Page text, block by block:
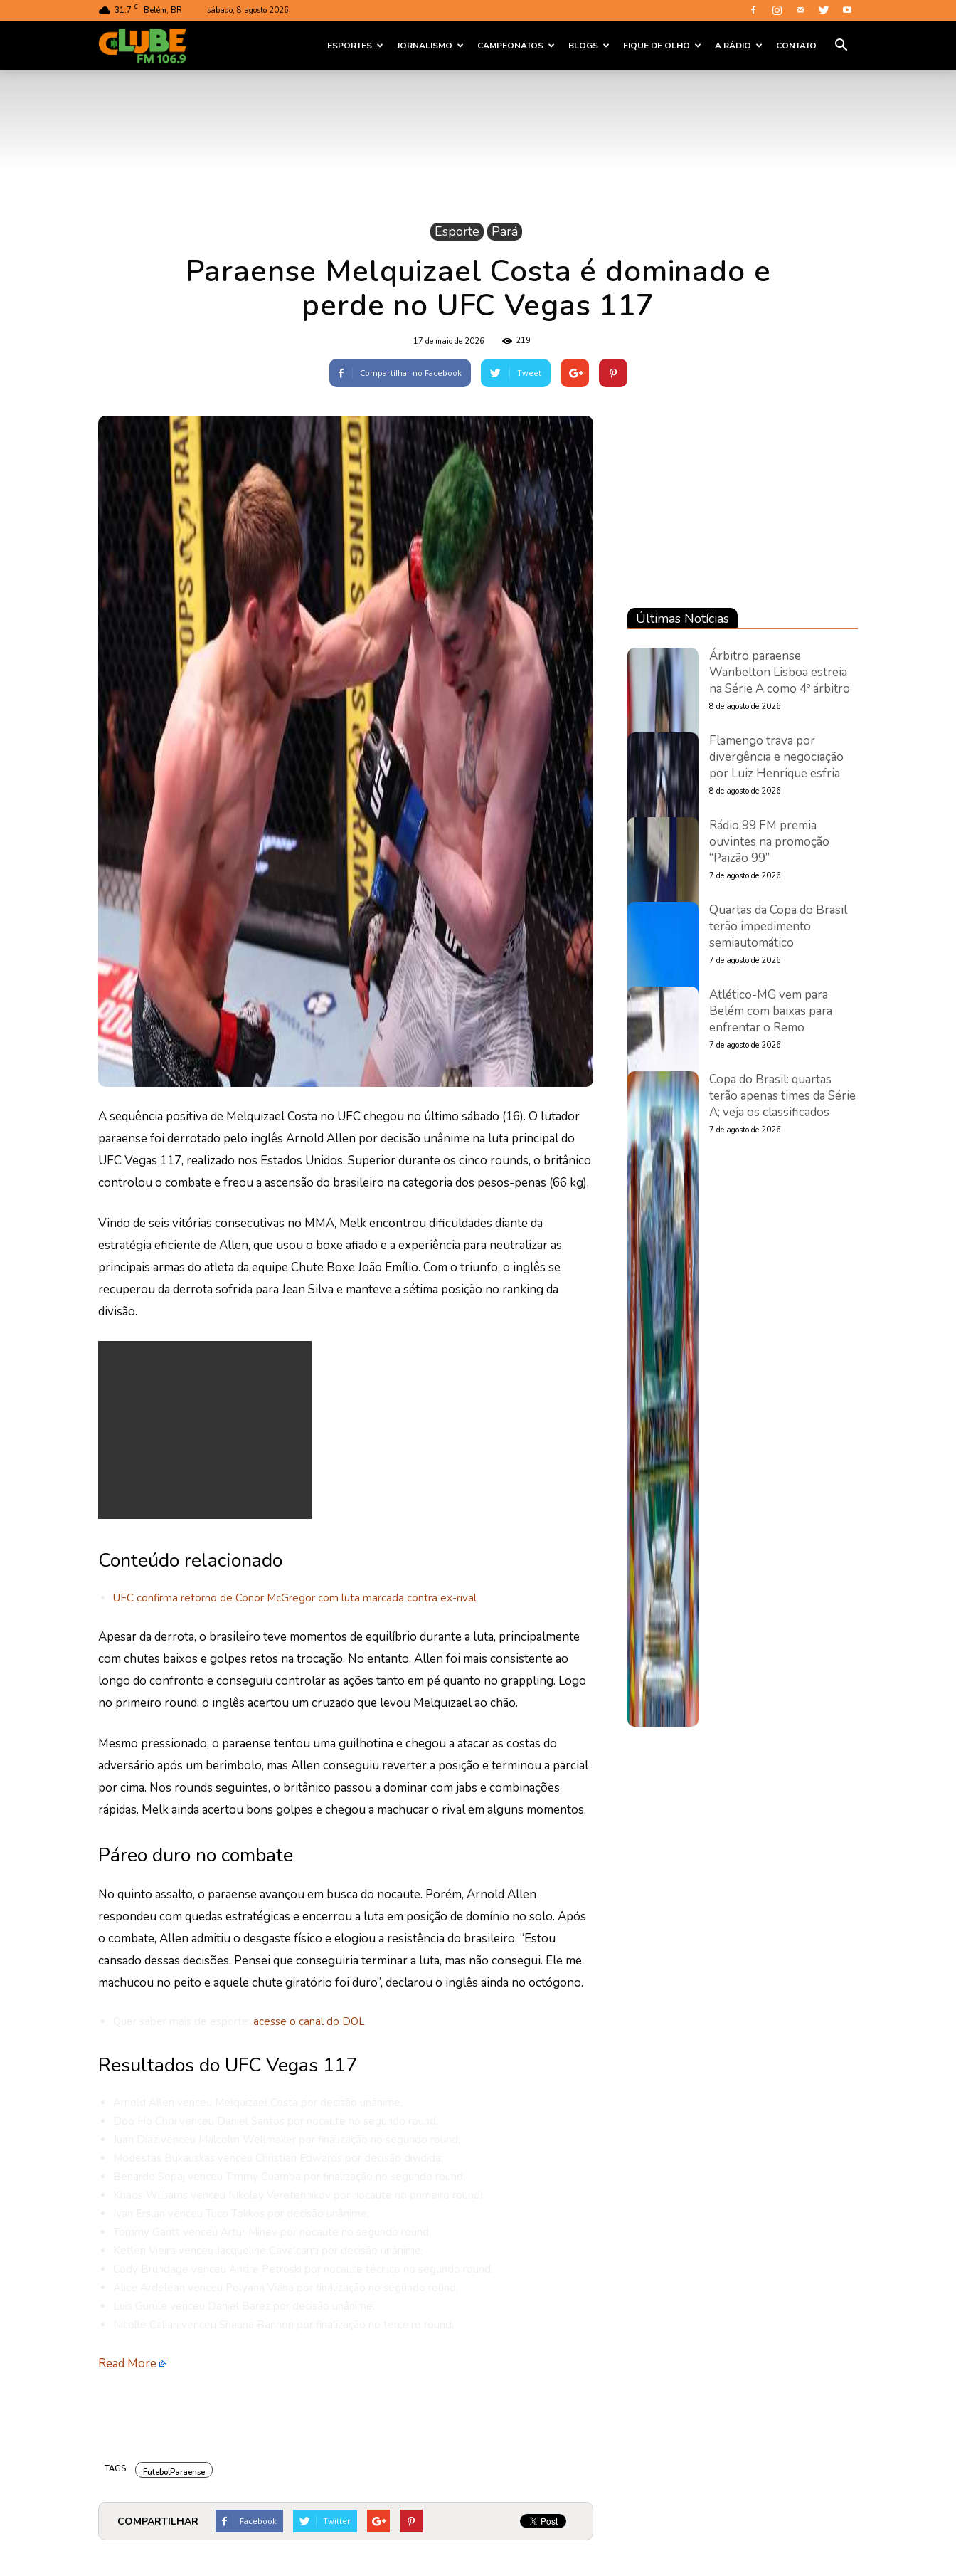
31.7 C Belém, BR sábado, 8 agosto 2026
ESPORTES JORNALISMO CAMPEONATOS BLOGS FIQUE DE OLHO A RÁDIO CONTATO
Esporte Pará
Paraense Melquizael Costa é dominado e
perde no UFC Vegas 117
17 de maio de 2026 219
Compartilhar no Facebook Tweet
A sequência positiva de Melquizael Costa no UFC chegou no último sábado (16). O lutador
paraense foi derrotado pelo inglês Arnold Allen por decisão unânime na luta principal do
UFC Vegas 117, realizado nos Estados Unidos. Superior durante os cinco rounds, o britânico
controlou o combate e freou a ascensão do brasileiro na categoria dos pesos-penas (66 kg).
Vindo de seis vitórias consecutivas no MMA, Melk encontrou dificuldades diante da
estratégia eficiente de Allen, que usou o boxe afiado e a experiência para neutralizar as
principais armas do atleta da equipe Chute Boxe João Emílio. Com o triunfo, o inglês se
recuperou da derrota sofrida para Jean Silva e manteve a sétima posição no ranking da
divisão.
Conteúdo relacionado
UFC confirma retorno de Conor McGregor com luta marcada contra ex-rival
Apesar da derrota, o brasileiro teve momentos de equilíbrio durante a luta, principalmente
com chutes baixos e golpes retos na trocação. No entanto, Allen foi mais consistente ao
longo do confronto e conseguiu controlar as ações tanto em pé quanto no grappling. Logo
no primeiro round, o inglês acertou um cruzado que levou Melquizael ao chão.
Mesmo pressionado, o paraense tentou uma guilhotina e chegou a atacar as costas do
adversário após um berimbolo, mas Allen conseguiu reverter a posição e terminou a parcial
por cima. Nos rounds seguintes, o britânico passou a dominar com jabs e combinações
rápidas. Melk ainda acertou bons golpes e chegou a machucar o rival em alguns momentos.
Páreo duro no combate
No quinto assalto, o paraense avançou em busca do nocaute. Porém, Arnold Allen
respondeu com quedas estratégicas e encerrou a luta em posição de domínio no solo. Após
o combate, Allen admitiu o desgaste físico e elogiou a resistência do brasileiro. “Estou
cansado dessas decisões. Pensei que conseguiria terminar a luta, mas não consegui. Ele me
machucou no peito e aquele chute giratório foi duro”, declarou o inglês ainda no octógono.
acesse o canal do DOL
Resultados do UFC Vegas 117
Read More
TAGS FutebolParaense
COMPARTILHAR Facebook Twitter
Últimas Notícias
Árbitro paraense
Wanbelton Lisboa estreia
na Série A como 4º árbitro
8 de agosto de 2026
Flamengo trava por
divergência e negociação
por Luiz Henrique esfria
8 de agosto de 2026
Rádio 99 FM premia
ouvintes na promoção
“Paizão 99”
7 de agosto de 2026
Quartas da Copa do Brasil
terão impedimento
semiautomático
7 de agosto de 2026
Atlético-MG vem para
Belém com baixas para
enfrentar o Remo
7 de agosto de 2026
Copa do Brasil: quartas
terão apenas times da Série
A; veja os classificados
7 de agosto de 2026